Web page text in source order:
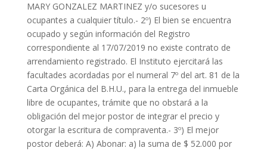
MARY GONZALEZ MARTINEZ y/o sucesores u
ocupantes a cualquier título.- 2º) El bien se encuentra
ocupado y según información del Registro
correspondiente al 17/07/2019 no existe contrato de
arrendamiento registrado. El Instituto ejercitará las
facultades acordadas por el numeral 7º del art. 81 de la
Carta Orgánica del B.H.U., para la entrega del inmueble
libre de ocupantes, trámite que no obstará a la
obligación del mejor postor de integrar el precio y
otorgar la escritura de compraventa.- 3º) El mejor
postor deberá: A) Abonar: a) la suma de $ 52.000 por